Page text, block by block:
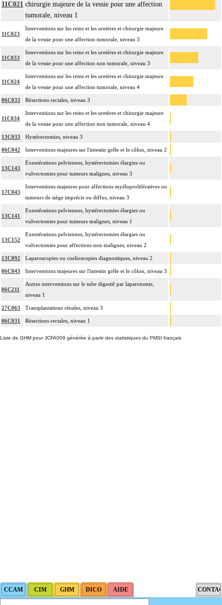
11C021 chirurgie majeure de la vessie pour une affection
tumorale, niveau 1
11C023
Interventions sur les reins et les uretères et chirurgie majeure
de la vessie pour une affection tumorale, niveau 3
11C033
Interventions sur les reins et les uretères et chirurgie majeure
de la vessie pour une affection non tumorale, niveau 3
11C024
Interventions sur les reins et les uretères et chirurgie majeure
de la vessie pour une affection tumorale, niveau 4
06C033 Résections rectales, niveau 3
11C034
Interventions sur les reins et les uretères et chirurgie majeure
de la vessie pour une affection non tumorale, niveau 4
13C033 Hystérectomies, niveau 3
06C042 Interventions majeures sur l'intestin grêle et le côlon, niveau 2
13C143
Exentérations pelviennes, hystérectomies élargies ou
vulvectomies pour tumeurs malignes, niveau 3
17C043
Interventions majeures pour affections myéloprolifératives ou
tumeurs de siège imprécis ou diffus, niveau 3
13C141
Exentérations pelviennes, hystérectomies élargies ou
vulvectomies pour tumeurs malignes, niveau 1
13C152
Exentérations pelviennes, hystérectomies élargies ou
vulvectomies pour affections non malignes, niveau 2
13C092 Laparoscopies ou coelioscopies diagnostiques, niveau 2
06C043 Interventions majeures sur l'intestin grêle et le côlon, niveau 3
06C211
Autres interventions sur le tube digestif par laparotomie,
niveau 1
27C063 Transplantations rénales, niveau 3
06C031 Résections rectales, niveau 1
Liste de GHM pour JCFA009 générée à partir des statistiques du PMSI français